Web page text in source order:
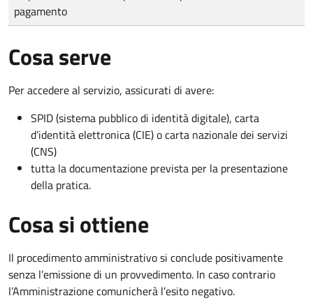
pagamento
Cosa serve
Per accedere al servizio, assicurati di avere:
SPID (sistema pubblico di identità digitale), carta
d’identità elettronica (CIE) o carta nazionale dei servizi
(CNS)
tutta la documentazione prevista per la presentazione
della pratica.
Cosa si ottiene
Il procedimento amministrativo si conclude positivamente
senza l’emissione di un provvedimento. In caso contrario
l’Amministrazione comunicherà l’esito negativo.